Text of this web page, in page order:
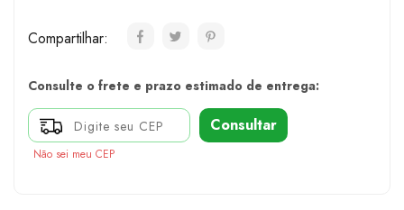
Compartilhar:
Consulte o frete e prazo estimado de entrega:
Consultar
Não sei meu CEP